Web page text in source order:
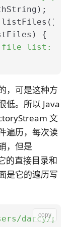
{
list: "
，可是这种方
低。所以 Java
文
遍历，每次读
，但是
的直接目录和
是它的遍历写
darcy/
copy